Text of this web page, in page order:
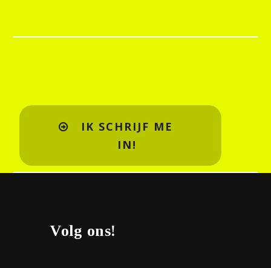
IK SCHRIJF ME
IN!
Volg ons!